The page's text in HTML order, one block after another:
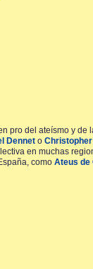
pro del ateísmo y
Dennet o
en muchas
comoAteus de